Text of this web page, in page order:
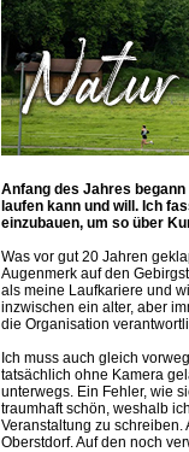
Anfang des Jahres
laufen kann und will. Ich
einzubauen, um so über
Was vor gut 20 Jahren
Augenmerk auf den
als meine Laufkariere und
inzwischen ein alter, aber
die Organisation
Ich muss auch gleich
tatsächlich ohne Kamera
unterwegs. Ein Fehler, wie
traumhaft schön, weshalb
Veranstaltung zu schreiben.
Oberstdorf. Auf den noch